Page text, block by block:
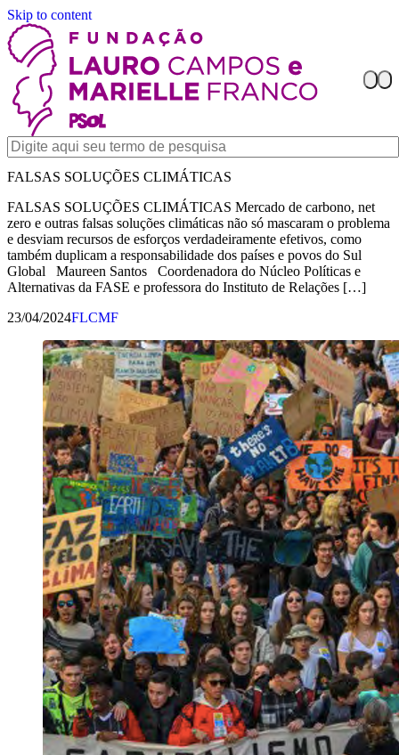
Skip to content
FALSAS SOLUÇÕES CLIMÁTICAS
FALSAS SOLUÇÕES CLIMÁTICAS Mercado de carbono, net
zero e outras falsas soluções climáticas não só mascaram o problema
e desviam recursos de esforços verdadeiramente efetivos, como
também duplicam a responsabilidade dos países e povos do Sul
Global Maureen Santos Coordenadora do Núcleo Políticas e
Alternativas da FASE e professora do Instituto de Relações […]
23/04/2024FLCMF